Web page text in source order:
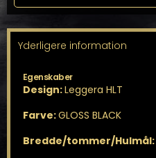
antal
Yderligere information
Egenskaber
Design:Leggera HLT
Farve:GLOSS BLACK
Bredde/tommer/Hulmål: